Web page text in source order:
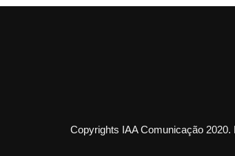
Copyrights IAA Comunicação